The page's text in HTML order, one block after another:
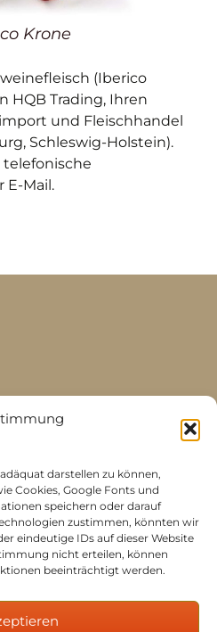
darstellen zu können,
Cookies, Google Fonts und
speichern oder darauf
zustimmen, könnten wir
eindeutige IDs auf dieser Website
nicht erteilen, können
beeinträchtigt werden.
Krone
(Iberico
HQB Trading, Ihren
und Fleischhandel
Schleswig-Holstein).
telefonische
E-Mail.